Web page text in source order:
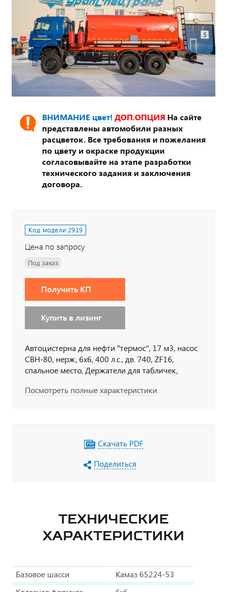
ВНИМАНИЕ цвет! ДОП.ОПЦИЯ На сайте
представлены автомобили разных
расцветок. Все требования и пожелания
по цвету и окраске продукции
согласовывайте на этапе разработки
технического задания и заключения
договора.
Код модели:2919
Цена по запросу
Под заказ
Получить КП
Купить в лизинг
Автоцистерна для нефти "термос", 17 м3, насос
СВН-80, нерж, 6х6, 400 л.с., дв. 740, ZF16,
спальное место, Держатели для табличек,
кнопки отключения массы в кабине по ДОПОГ,
Посмотреть полные характеристики
Скачать PDF
Поделиться
ТЕХНИЧЕСКИЕ
ХАРАКТЕРИСТИКИ
Базовое шасси
Камаз 65224-53